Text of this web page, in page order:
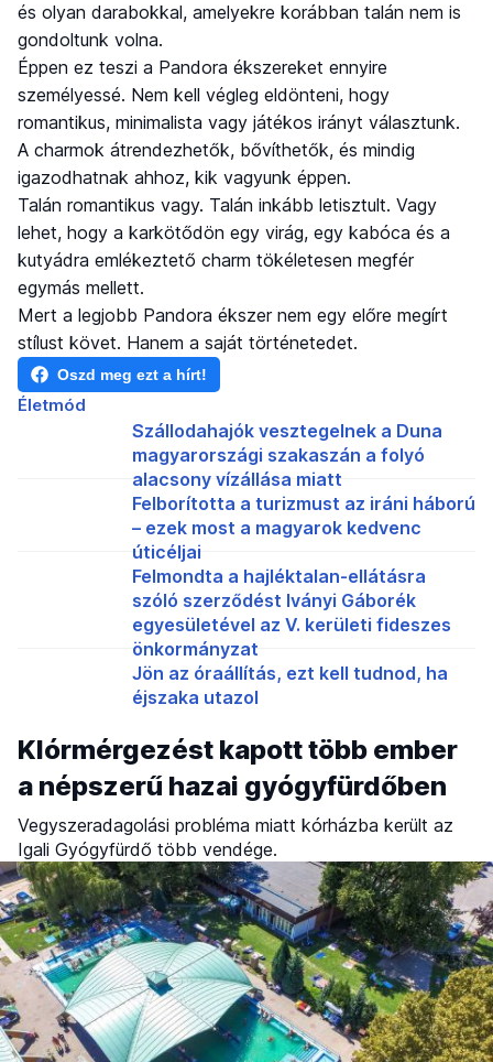
és olyan darabokkal, amelyekre korábban talán nem is
gondoltunk volna.
Éppen ez teszi a Pandora ékszereket ennyire
személyessé. Nem kell végleg eldönteni, hogy
romantikus, minimalista vagy játékos irányt választunk.
A charmok átrendezhetők, bővíthetők, és mindig
igazodhatnak ahhoz, kik vagyunk éppen.
Talán romantikus vagy. Talán inkább letisztult. Vagy
lehet, hogy a karkötődön egy virág, egy kabóca és a
kutyádra emlékeztető charm tökéletesen megfér
egymás mellett.
Mert a legjobb Pandora ékszer nem egy előre megírt
stílust követ. Hanem a saját történetedet.
Oszd meg ezt a hírt!
Életmód
Szállodahajók vesztegelnek a Duna
magyarországi szakaszán a folyó
alacsony vízállása miatt
Felborította a turizmust az iráni háború
– ezek most a magyarok kedvenc
úticéljai
Felmondta a hajléktalan-ellátásra
szóló szerződést Iványi Gáborék
egyesületével az V. kerületi fideszes
önkormányzat
Jön az óraállítás, ezt kell tudnod, ha
éjszaka utazol
Klórmérgezést kapott több ember
a népszerű hazai gyógyfürdőben
Vegyszeradagolási probléma miatt kórházba került az
Igali Gyógyfürdő több vendége.